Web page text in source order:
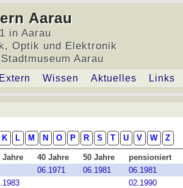
Aarau
in Aarau
Optik und Elektronik
Aarau
Wissen Aktuelles Links
K L M N O P R S T U V W Z
Jahre 40 Jahre 50 Jahre pensioniert
06.1971 06.1981 06.1981
02.1990